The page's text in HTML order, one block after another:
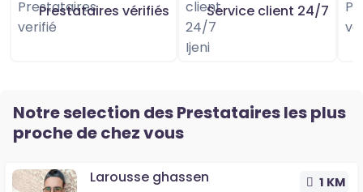
Prestataires vérifiés Service client 24/7
Notre selection des Prestataires les plus
proche de chez vous
1 KM
Larousse ghassen